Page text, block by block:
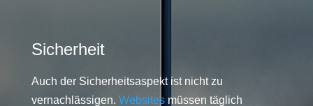
Sicherheit
Auch der Sicherheitsaspekt ist nicht zu
vernachlässigen. Websitesmüssen täglich